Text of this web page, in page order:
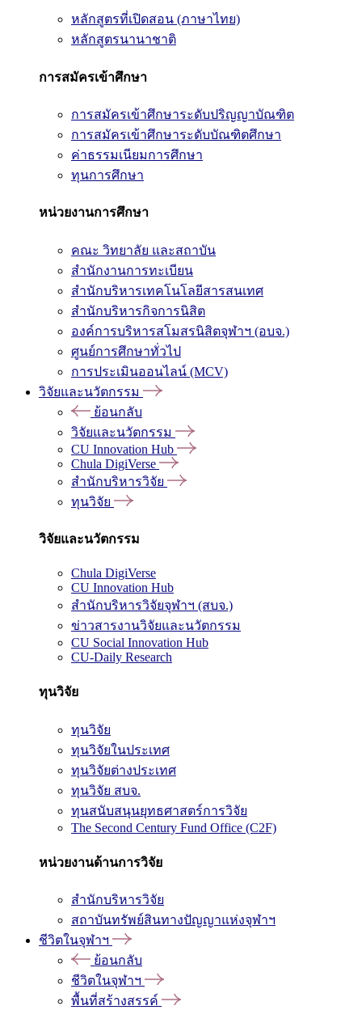
หลักสูตรที่เปิดสอน (ภาษาไทย)
หลักสูตรนานาชาติ
การสมัครเข้าศึกษา
การสมัครเข้าศึกษาระดับปริญญาบัณฑิต
การสมัครเข้าศึกษาระดับบัณฑิตศึกษา
ค่าธรรมเนียมการศึกษา
ทุนการศึกษา
หน่วยงานการศึกษา
คณะ วิทยาลัย และสถาบัน
สำนักงานการทะเบียน
สำนักบริหารเทคโนโลยีสารสนเทศ
สำนักบริหารกิจการนิสิต
องค์การบริหารสโมสรนิสิตจุฬาฯ (อบจ.)
ศูนย์การศึกษาทั่วไป
การประเมินออนไลน์ (MCV)
วิจัยและนวัตกรรม
ย้อนกลับ
วิจัยและนวัตกรรม
CU Innovation Hub
Chula DigiVerse
สำนักบริหารวิจัย
ทุนวิจัย
วิจัยและนวัตกรรม
Chula DigiVerse
CU Innovation Hub
สำนักบริหารวิจัยจุฬาฯ (สบจ.)
ข่าวสารงานวิจัยและนวัตกรรม
CU Social Innovation Hub
CU-Daily Research
ทุนวิจัย
ทุนวิจัย
ทุนวิจัยในประเทศ
ทุนวิจัยต่างประเทศ
ทุนวิจัย สบจ.
ทุนสนับสนุนยุทธศาสตร์การวิจัย
The Second Century Fund Office (C2F)
หน่วยงานด้านการวิจัย
สำนักบริหารวิจัย
สถาบันทรัพย์สินทางปัญญาแห่งจุฬาฯ
ชีวิตในจุฬาฯ
ย้อนกลับ
ชีวิตในจุฬาฯ
พื้นที่สร้างสรรค์